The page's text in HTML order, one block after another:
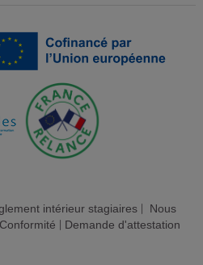
intérieur stagiaires| Nous
Conformité Demande d'attestation